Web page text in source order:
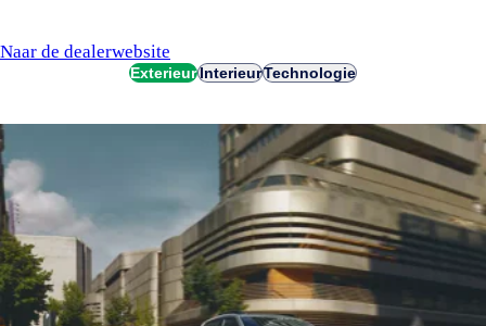
Naar de dealerwebsite
ExterieurInterieurTechnologie